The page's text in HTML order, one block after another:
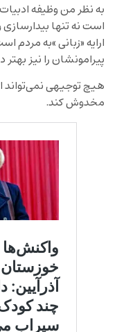
به نظر من وظیفه
است نه تنها
ارایه «زبانی »به مردم
پیرامونشان را نیز بهتر
هیچ توجیهی نمی‌تواند
مخدوش کند.